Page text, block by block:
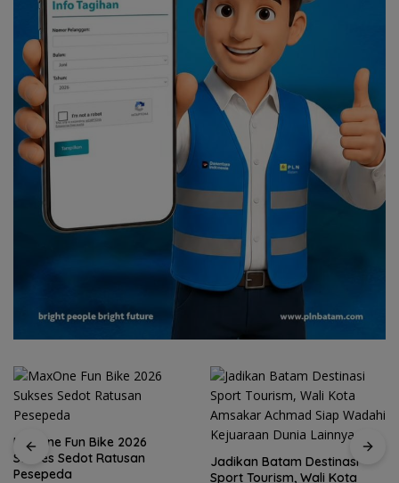
MaxOne Fun Bike 2026
Sukses Sedot Ratusan
Pesepeda
Jadikan Batam Destinasi
Sport Tourism, Wali Kota